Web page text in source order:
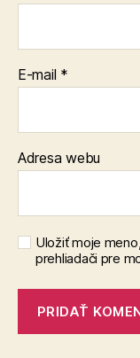
E-mail *
Adresa webu
Uložiť moje
prehliadači pre